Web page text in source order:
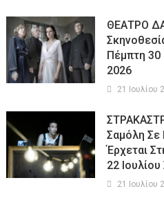
ΘΕΑΤΡΟ
Πέμπτη 30
2026
21 Ιουλίου
Σαμόλη Σε
Έρχεται
22
21 Ιουλίου